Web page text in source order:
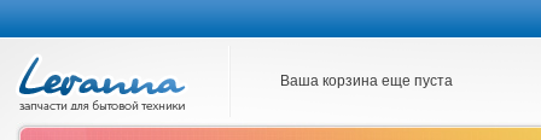
Ваша корзина еще пуста